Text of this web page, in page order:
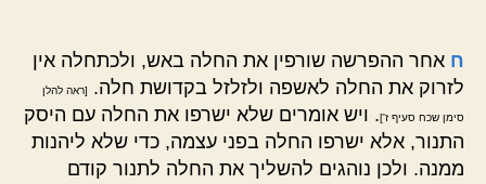
ח אחר ההפרשה שורפין את החלה באש, ולכתחלה אין
לזרוק את החלה לאשפה ולזלזל בקדושת חלה.
[ראה להלן
סימן שכח סעיף ז']. ויש אומרים שלא ישרפו את החלה עם היסק
התנור, אלא ישרפו החלה בפני עצמה, כדי שלא ליהנות
ממנה. ולכן נוהגים להשליך את החלה לתנור קודם